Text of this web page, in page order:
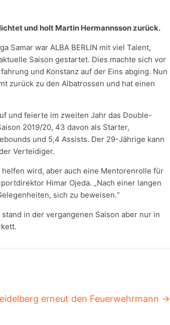
und holt Martin Hermannsson zurück.
Samar war ALBA BERLIN mit viel Talent,
Saison gestartet. Dies machte sich vor
und Konstanz auf der Eins abging. Nun
zurück zu den Albatrossen und hat einen
und feierte im zweiten Jahr das Double-
2019/20, 43 davon als Starter,
und 5,4 Assists. Der 29-Jährige kann
Verteidiger.
wird, aber auch eine Mentorenrolle für
Himar Ojeda. „Nach einer langen
sich zu beweisen.“
in der vergangenen Saison aber nur in
erneut den Feuerwehrmann →